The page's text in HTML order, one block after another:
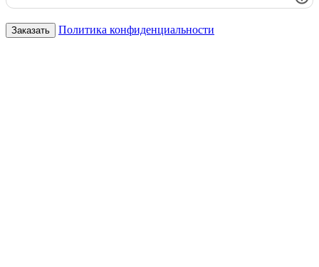
Политика конфиденциальности